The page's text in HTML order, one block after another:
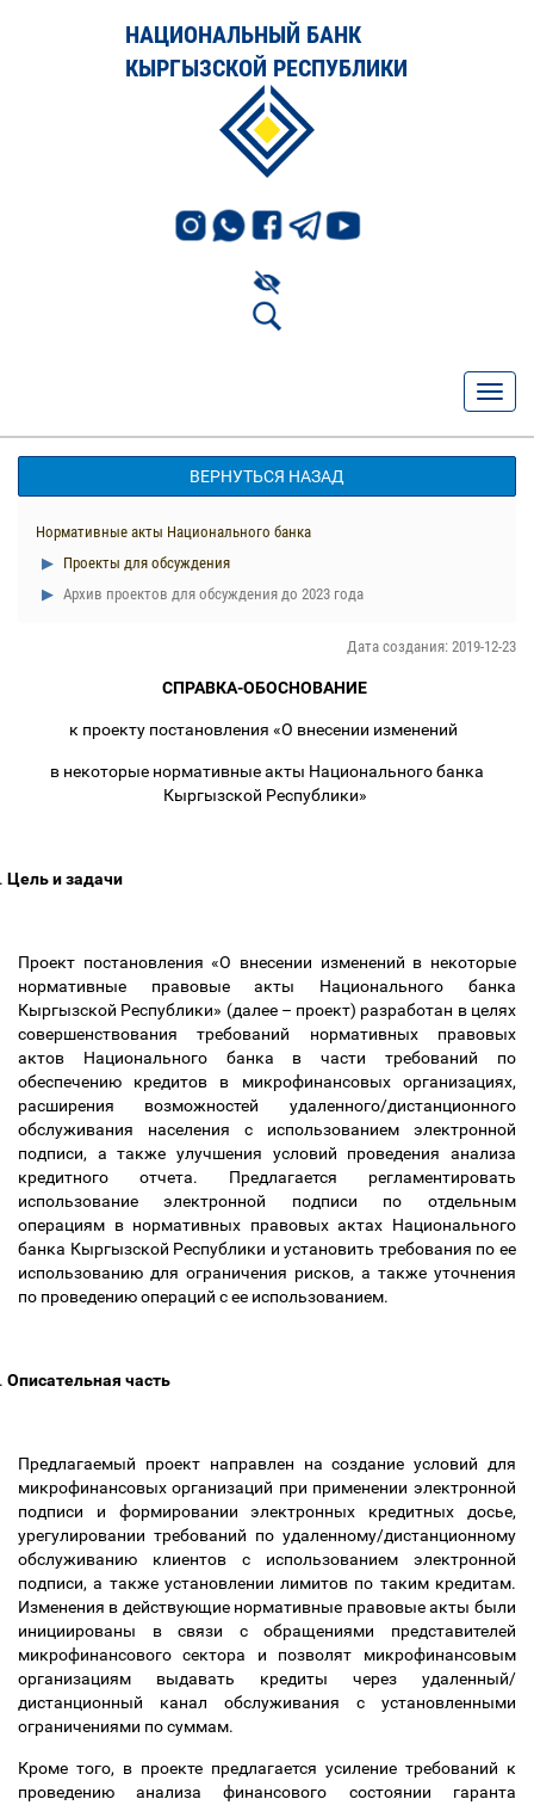
НАЦИОНАЛЬНЫЙ БАНК
КЫРГЫЗСКОЙ РЕСПУБЛИКИ
ВЕРНУТЬСЯ НАЗАД
Нормативные акты Национального банка
Проекты для обсуждения
Архив проектов для обсуждения до 2023 года
Дата создания: 2019-12-23
СПРАВКА-ОБОСНОВАНИЕ
к проекту постановления «О внесении изменений
в некоторые нормативные акты Национального банка
Кыргызской Республики»
Цель и задачи
Проект постановления «О внесении изменений в некоторые
нормативные правовые акты Национального банка
Кыргызской Республики» (далее – проект) разработан в целях
совершенствования требований нормативных правовых
актов Национального банка в части требований по
обеспечению кредитов в микрофинансовых организациях,
расширения возможностей удаленного/дистанционного
обслуживания населения с использованием электронной
подписи, а также улучшения условий проведения анализа
кредитного отчета. Предлагается регламентировать
использование электронной подписи по отдельным
операциям в нормативных правовых актах Национального
банка Кыргызской Республики и установить требования по ее
использованию для ограничения рисков, а также уточнения
по проведению операций с ее использованием.
Описательная часть
Предлагаемый проект направлен на создание условий для
микрофинансовых организаций при применении электронной
подписи и формировании электронных кредитных досье,
урегулировании требований по удаленному/дистанционному
обслуживанию клиентов с использованием электронной
подписи, а также установлении лимитов по таким кредитам.
Изменения в действующие нормативные правовые акты были
инициированы в связи с обращениями представителей
микрофинансового сектора и позволят микрофинансовым
организациям выдавать кредиты через удаленный/
дистанционный канал обслуживания с установленными
ограничениями по суммам.
Кроме того, в проекте предлагается усиление требований к
проведению анализа финансового состоянии гаранта